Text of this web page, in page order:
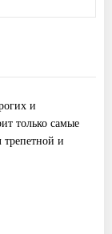
и
только самые
и